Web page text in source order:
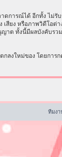
ดการณ์ได้ อีกทั้ง ไม่รั
สียง หรือภาพวิดีโอต่
าต ทั้งนี้มีผลบังคับรว
ลงใหม่ของ โดยการ
ทีมง